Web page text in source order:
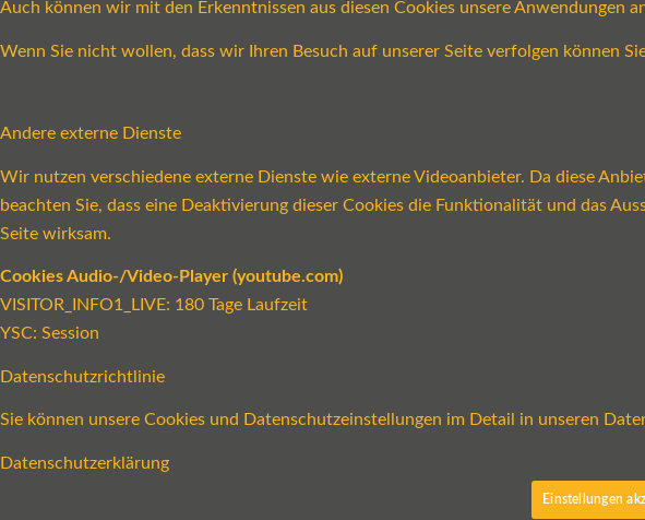
Auch können wir mit den Erkenntnissen aus diesen Cookies unsere Anwendungen
Wenn Sie nicht wollen, dass wir Ihren Besuch auf unserer Seite verfolgen können
Andere externe Dienste
Wir nutzen verschiedene externe Dienste wie externe Videoanbieter. Da diese
beachten Sie, dass eine Deaktivierung dieser Cookies die Funktionalität und das
Seite wirksam.
Cookies Audio-/Video-Player (youtube.com)
VISITOR_INFO1_LIVE: 180 Tage Laufzeit
YSC: Session
Datenschutzrichtlinie
Sie können unsere Cookies und Datenschutzeinstellungen im Detail in unseren
Datenschutzerklärung
Einstellungen